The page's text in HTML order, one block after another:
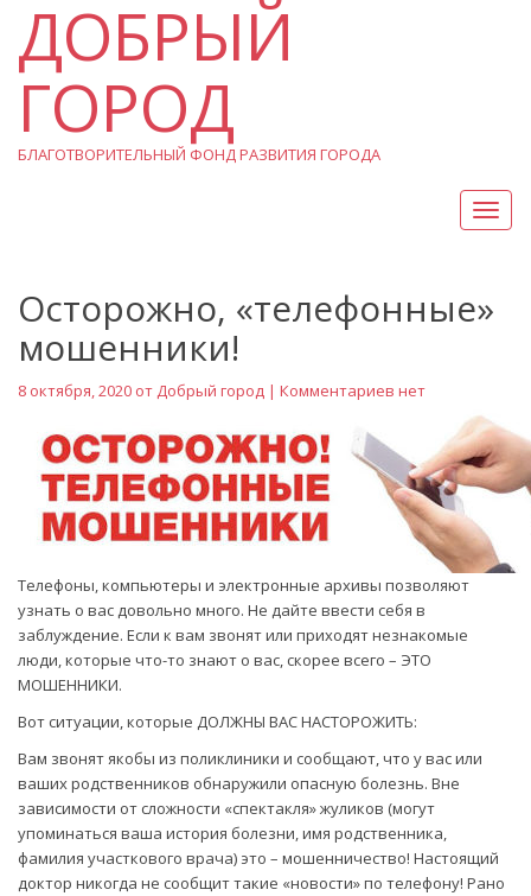
ДОБРЫЙ
ГОРОД
БЛАГОТВОРИТЕЛЬНЫЙ ФОНД РАЗВИТИЯ ГОРОДА
Вкл/
Выкл
Осторожно, «телефонные»
мошенники!
8 октября, 2020 от Добрый город | Комментариев нет
Телефоны, компьютеры и электронные архивы позволяют
узнать о вас довольно много. Не дайте ввести себя в
заблуждение. Если к вам звонят или приходят незнакомые
люди, которые что-то знают о вас, скорее всего – ЭТО
МОШЕННИКИ.
Вот ситуации, которые ДОЛЖНЫ ВАС НАСТОРОЖИТЬ:
Вам звонят якобы из поликлиники и сообщают, что у вас или
ваших родственников обнаружили опасную болезнь. Вне
зависимости от сложности «спектакля» жуликов (могут
упоминаться ваша история болезни, имя родственника,
фамилия участкового врача) это – мошенничество! Настоящий
доктор никогда не сообщит такие «новости» по телефону! Рано